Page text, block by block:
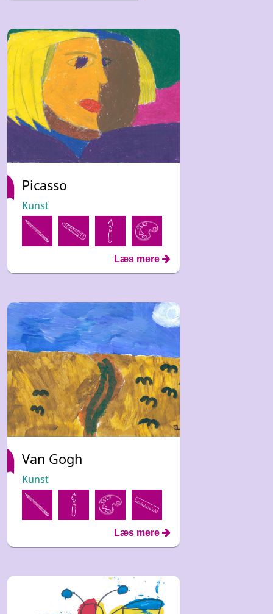
Picasso
Kunst
Læs mere
Van Gogh
Kunst
Læs mere